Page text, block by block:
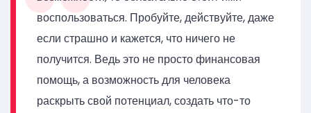
воспользоваться. Пробуйте, действуйте, даже
если страшно и кажется, что ничего не
получится. Ведь это не просто финансовая
помощь, а возможность для человека
раскрыть свой потенциал, создать что-то